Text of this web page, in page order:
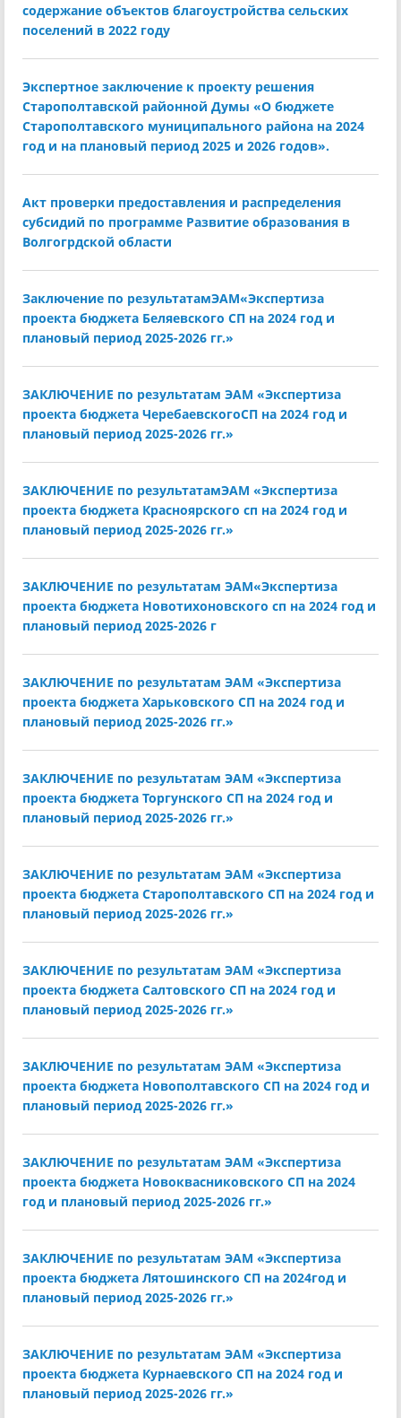
содержание объектов благоустройства сельских
поселений в 2022 году
Экспертное заключение к проекту решения
Старополтавской районной Думы «О бюджете
Старополтавского муниципального района на 2024
год и на плановый период 2025 и 2026 годов».
Акт проверки предоставления и распределения
субсидий по программе Развитие образования в
Волгогрдской области
Заключение по результатамЭАМ«Экспертиза
проекта бюджета Беляевского СП на 2024 год и
плановый период 2025-2026 гг.»
ЗАКЛЮЧЕНИЕ по результатам ЭАМ «Экспертиза
проекта бюджета ЧеребаевскогоСП на 2024 год и
плановый период 2025-2026 гг.»
ЗАКЛЮЧЕНИЕ по результатамЭАМ «Экспертиза
проекта бюджета Красноярского сп на 2024 год и
плановый период 2025-2026 гг.»
ЗАКЛЮЧЕНИЕ по результатам ЭАМ«Экспертиза
проекта бюджета Новотихоновского сп на 2024 год и
плановый период 2025-2026 г
ЗАКЛЮЧЕНИЕ по результатам ЭАМ «Экспертиза
проекта бюджета Харьковского СП на 2024 год и
плановый период 2025-2026 гг.»
ЗАКЛЮЧЕНИЕ по результатам ЭАМ «Экспертиза
проекта бюджета Торгунского СП на 2024 год и
плановый период 2025-2026 гг.»
ЗАКЛЮЧЕНИЕ по результатам ЭАМ «Экспертиза
проекта бюджета Старополтавского СП на 2024 год и
плановый период 2025-2026 гг.»
ЗАКЛЮЧЕНИЕ по результатам ЭАМ «Экспертиза
проекта бюджета Салтовского СП на 2024 год и
плановый период 2025-2026 гг.»
ЗАКЛЮЧЕНИЕ по результатам ЭАМ «Экспертиза
проекта бюджета Новополтавского СП на 2024 год и
плановый период 2025-2026 гг.»
ЗАКЛЮЧЕНИЕ по результатам ЭАМ «Экспертиза
проекта бюджета Новоквасниковского СП на 2024
год и плановый период 2025-2026 гг.»
ЗАКЛЮЧЕНИЕ по результатам ЭАМ «Экспертиза
проекта бюджета Лятошинского СП на 2024год и
плановый период 2025-2026 гг.»
ЗАКЛЮЧЕНИЕ по результатам ЭАМ «Экспертиза
проекта бюджета Курнаевского СП на 2024 год и
плановый период 2025-2026 гг.»